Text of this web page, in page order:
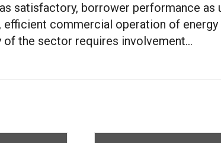
satisfactory, borrower performance
commercial operation of
the sector requires involvement...